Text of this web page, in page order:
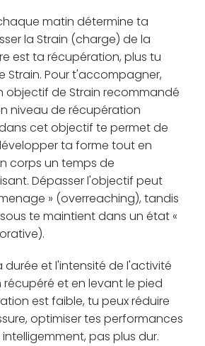
matin détermine ta
la Strain (charge) de la
est ta récupération, plus tu
Strain. Pour t'accompagner,
objectif de Strain recommandé
niveau de récupération
cet objectif te permet de
ta forme tout en
corps un temps de
Dépasser l'objectif peut
» (overreaching), tandis
te maintient dans un état «
durée et l'intensité de l'activité
récupéré et en levant le pied
est faible, tu peux réduire
optimiser tes performances
pas plus dur.